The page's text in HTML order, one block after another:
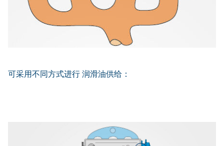
可采用不同方式进行 润滑油供给：